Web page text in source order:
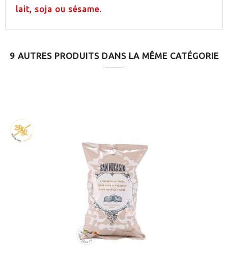
lait, soja ou sésame.
9 AUTRES PRODUITS DANS LA MÊME CATÉGORIE